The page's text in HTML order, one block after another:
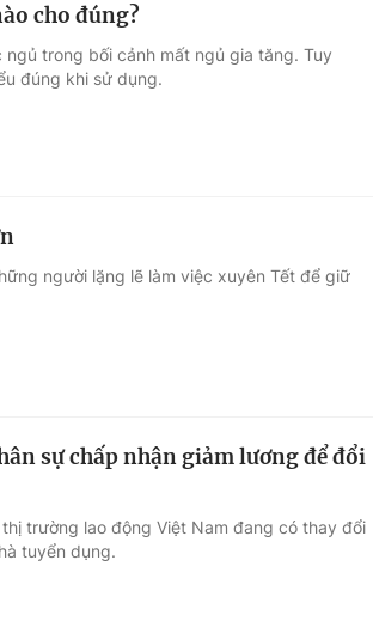
cho đúng?
trong bối cảnh mất ngủ gia tăng. Tuy
đúng khi sử dụng.
người lặng lẽ làm việc xuyên Tết để giữ
sự chấp nhận giảm lương để đổi
trường lao động Việt Nam đang có thay đổi
tuyển dụng.